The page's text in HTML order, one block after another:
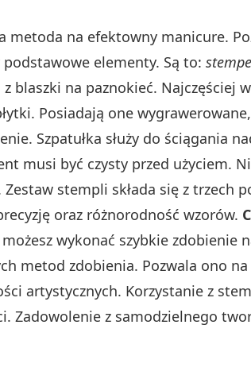
metoda na efektowny manicure.
elementy. Są to:
z blaszki na paznokieć.
Posiadają one
Szpatułka służy do ściągania
musi być czysty przed użyciem.
stempli składa się z trzech
oraz różnorodność wzorów.
wykonać szybkie
metod zdobienia. Pozwala ono
artystycznych. Korzystanie z
Zadowolenie z samodzielnego